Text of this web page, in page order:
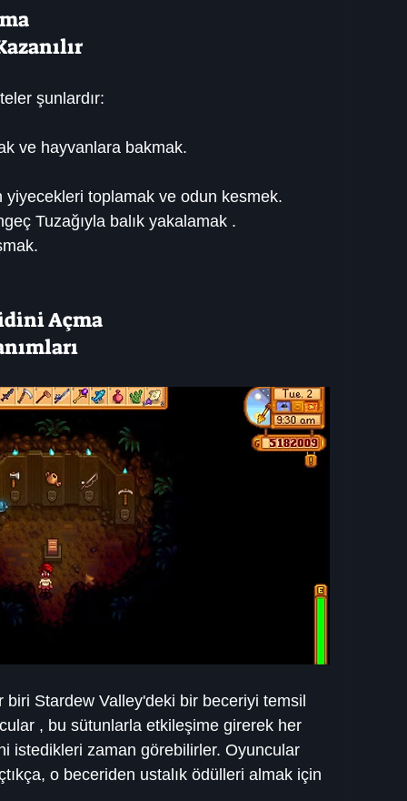
şunlardır:
ve hayvanlara bakmak.
yiyecekleri toplamak ve odun kesmek.
Tuzağıyla balık yakalamak .
Açma
biri Stardew Valley'deki bir beceriyi temsil
, bu sütunlarla etkileşime girerek her
istedikleri zaman görebilirler. Oyuncular
o beceriden ustalık ödülleri almak için